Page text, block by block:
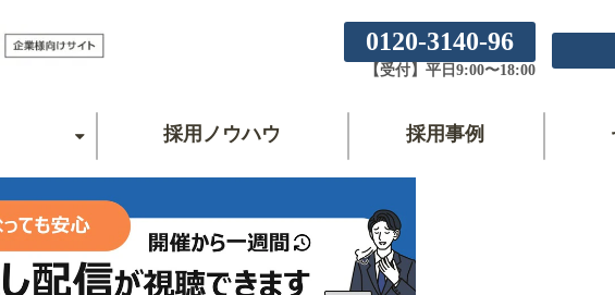
0120-3140-96
【受付】平日9:00〜18:00
採用ノウハウ 採用事例